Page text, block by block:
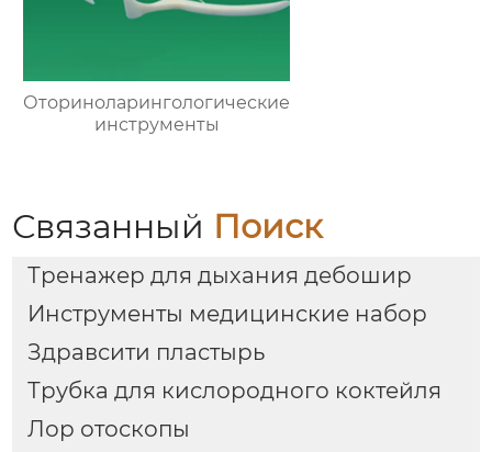
Оториноларингологические
инструменты
Связанный Поиск
Тренажер для дыхания дебошир
Инструменты медицинские набор
Здравсити пластырь
Трубка для кислородного коктейля
Лор отоскопы